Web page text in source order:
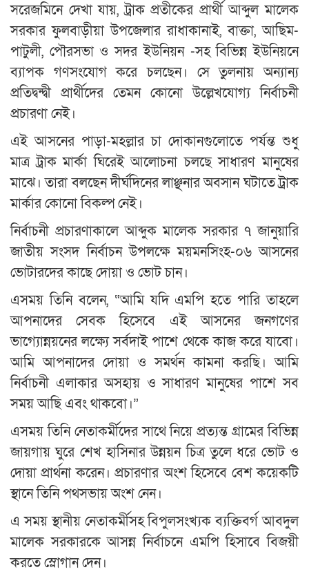
সরেজমিনে দেখা যায়, ট্রাক প্রতীকের প্রার্থী আব্দুল মালেক
সরকার ফুলবাড়ীয়া উপজেলার রাধাকানাই, বাক্তা, আছিম-
পাটুলী, পৌরসভা ও সদর ইউনিয়ন -সহ বিভিন্ন ইউনিয়নে
ব্যাপক গণসংযোগ করে চলছেন। সে তুলনায় অন্যান্য
প্রতিদ্বন্দ্বী প্রার্থীদের তেমন কোনো উল্লেখযোগ্য নির্বাচনী
প্রচারণা নেই।
এই আসনের পাড়া-মহল্লার চা দোকানগুলোতে পর্যন্ত শুধু
মাত্র ট্রাক মার্কা ঘিরেই আলোচনা চলছে সাধারণ মানুষের
মাঝে। তারা বলছেন দীর্ঘদিনের লাঞ্ছনার অবসান ঘটাতে ট্রাক
মার্কার কোনো বিকল্প নেই।
নির্বাচনী প্রচারণাকালে আব্দুক মালেক সরকার ৭ জানুয়ারি
জাতীয় সংসদ নির্বাচন উপলক্ষে ময়মনসিংহ-০৬ আসনের
ভোটারদের কাছে দোয়া ও ভোট চান।
এসময় তিনি বলেন, “আমি যদি এমপি হতে পারি তাহলে
আপনাদের সেবক হিসেবে এই আসনের জনগণের
ভাগ্যোন্নয়নের লক্ষ্যে সর্বদাই পাশে থেকে কাজ করে যাবো।
আমি আপনাদের দোয়া ও সমর্থন কামনা করছি। আমি
নির্বাচনী এলাকার অসহায় ও সাধারণ মানুষের পাশে সব
সময় আছি এবং থাকবো।”
এসময় তিনি নেতাকর্মীদের সাথে নিয়ে প্রত্যন্ত গ্রামের বিভিন্ন
জায়গায় ঘুরে শেখ হাসিনার উন্নয়ন চিত্র তুলে ধরে ভোট ও
দোয়া প্রার্থনা করেন। প্রচারণার অংশ হিসেবে বেশ কয়েকটি
স্থানে তিনি পথসভায় অংশ নেন।
এ সময় স্থানীয় নেতাকর্মীসহ বিপুলসংখ্যক ব্যক্তিবর্গ আবদুল
মালেক সরকারকে আসন্ন নির্বাচনে এমপি হিসাবে বিজয়ী
করতে স্লোগান দেন।